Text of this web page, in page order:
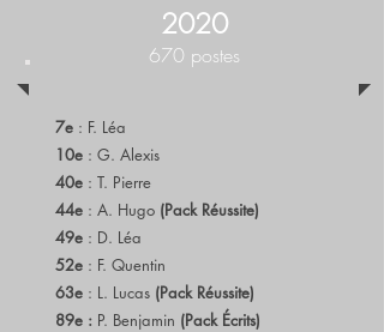
7e : F. Léa
10e : G. Alexis
40e : T. Pierre
44e : A. Hugo (Pack Réussite)
49e : D. Léa
52e : F. Quentin
63e : L. Lucas (Pack Réussite)
89e : P. Benjamin (Pack Écrits)
2020
670 postes